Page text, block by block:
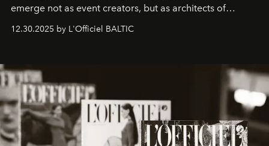
emerge not as event creators, but as architects of
brand strategist with three decades of mastery in luxury,
framework where creativity, commerce, and culture
converge with surgical precision.
12.30.2025 by L'Officiel BALTIC